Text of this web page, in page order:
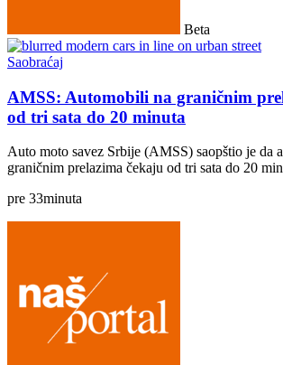
Beta
Saobraćaj
AMSS: Automobili na graničnim
od tri sata do 20 minuta
Auto moto savez Srbije (AMSS) saopštio je da
graničnim prelazima čekaju od tri sata do 20
pre 33minuta